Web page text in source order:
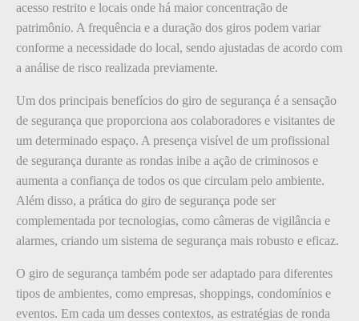
acesso restrito e locais onde há maior concentração de
patrimônio. A frequência e a duração dos giros podem variar
conforme a necessidade do local, sendo ajustadas de acordo com
a análise de risco realizada previamente.
Um dos principais benefícios do giro de segurança é a sensação
de segurança que proporciona aos colaboradores e visitantes de
um determinado espaço. A presença visível de um profissional
de segurança durante as rondas inibe a ação de criminosos e
aumenta a confiança de todos os que circulam pelo ambiente.
Além disso, a prática do giro de segurança pode ser
complementada por tecnologias, como câmeras de vigilância e
alarmes, criando um sistema de segurança mais robusto e eficaz.
O giro de segurança também pode ser adaptado para diferentes
tipos de ambientes, como empresas, shoppings, condomínios e
eventos. Em cada um desses contextos, as estratégias de ronda